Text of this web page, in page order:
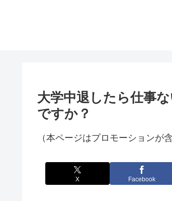
大学中退したら仕事
ですか？
（本ページはプロモーションが
X Facebook